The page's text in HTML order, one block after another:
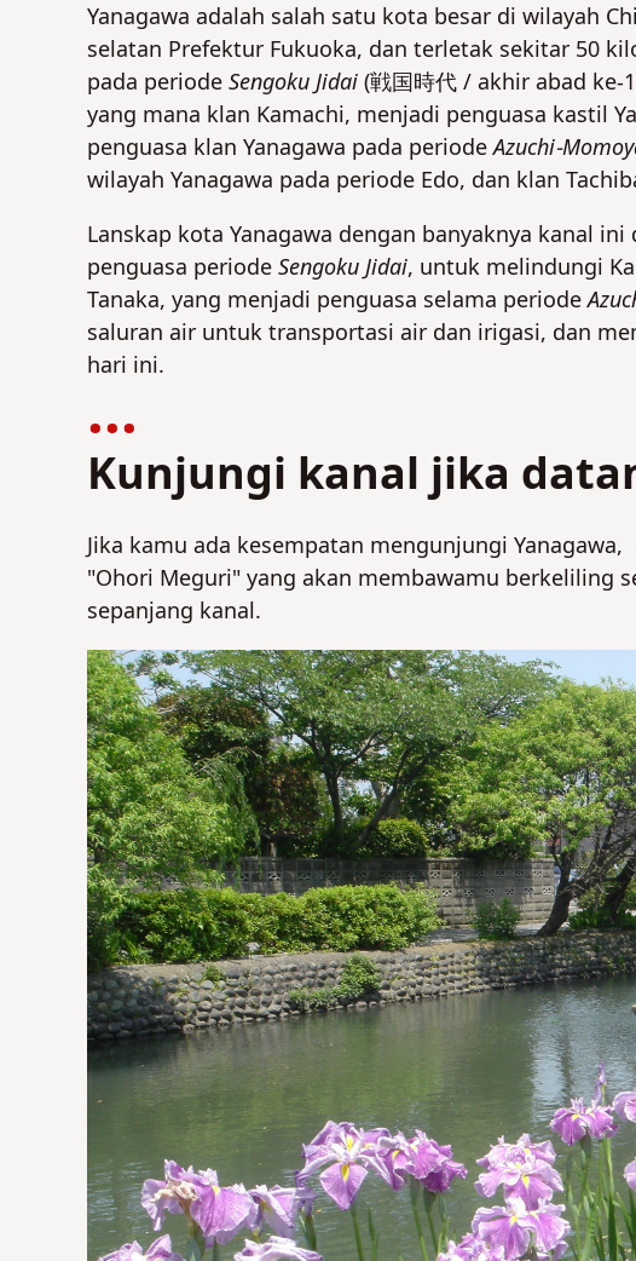
Yanagawa adalah salah satu kota besar di wilayah
selatan Prefektur Fukuoka, dan terletak sekitar 50
pada periodeSengoku Jidai(戦国時代 / akhir abad ke-
yang mana klan Kamachi, menjadi penguasa kastil
penguasa klan Yanagawa pada periodeAzuchi-
wilayah Yanagawa pada periode Edo, dan klan
Lanskap kota Yanagawa dengan banyaknya kanal
penguasa periodeSengoku Jidai, untuk melindungi
Tanaka, yang menjadi penguasa selama periode
saluran air untuk transportasi air dan irigasi, dan
hari ini.
Kunjungi kanal jika
Jika kamu ada kesempatan mengunjungi
"Ohori Meguri" yang akan membawamu berkeliling
sepanjang kanal.